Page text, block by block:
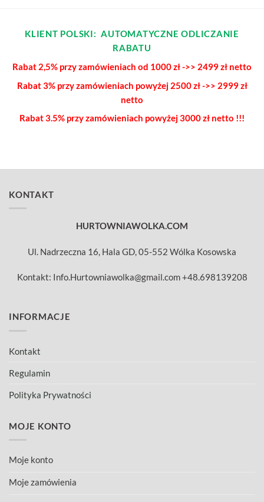
KLIENT POLSKI: AUTOMATYCZNE ODLICZANIE
RABATU
Rabat 2,5% przy zamówieniach od 1000 zł ->> 2499 zł netto
Rabat 3% przy zamówieniach powyżej 2500 zł ->> 2999 zł
netto
Rabat 3.5% przy zamówieniach powyżej 3000 zł netto !!!
KONTAKT
HURTOWNIAWOLKA.COM
Ul. Nadrzeczna 16, Hala GD, 05-552 Wólka Kosowska
Kontakt: Info.Hurtowniawolka@gmail.com +48.698139208
INFORMACJE
Kontakt
Regulamin
Polityka Prywatności
MOJE KONTO
Moje konto
Moje zamówienia